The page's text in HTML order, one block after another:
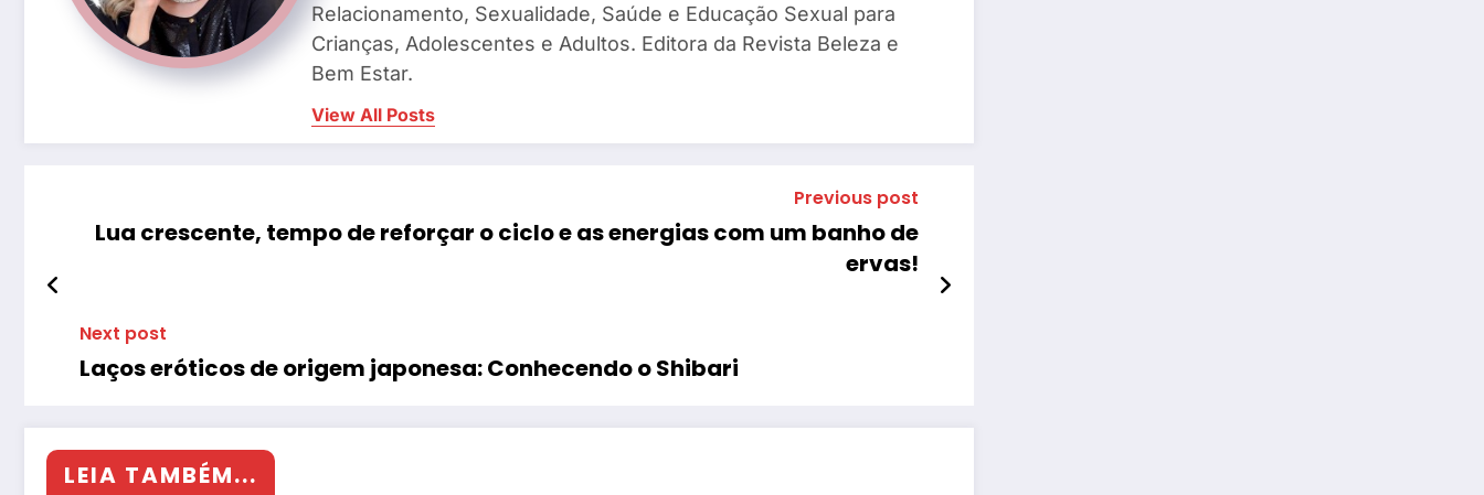
Relacionamento, Sexualidade, Saúde e Educação Sexual para
Crianças, Adolescentes e Adultos. Editora da Revista Beleza e
Bem Estar.
View All Posts
Previous post
Lua crescente, tempo de reforçar o ciclo e as energias com um banho de
ervas!
Next post
Laços eróticos de origem japonesa: Conhecendo o Shibari
LEIA TAMBÉM...